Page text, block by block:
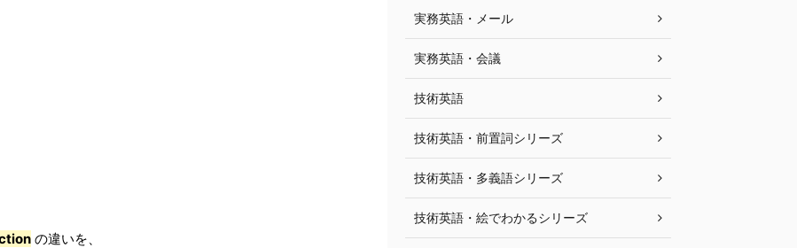
の違いを、
実務英語・メール
実務英語・会議
技術英語
技術英語・前置詞シリーズ
技術英語・多義語シリーズ
技術英語・絵でわかるシリーズ